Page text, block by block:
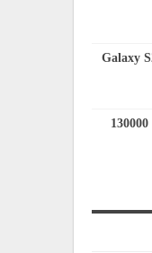
كيف اختار أفضل موبايل في حدود 130000